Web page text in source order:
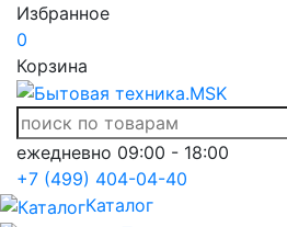
Избранное
0
Корзина
ежедневно 09:00 - 18:00
+7 (499) 404-04-40
Каталог